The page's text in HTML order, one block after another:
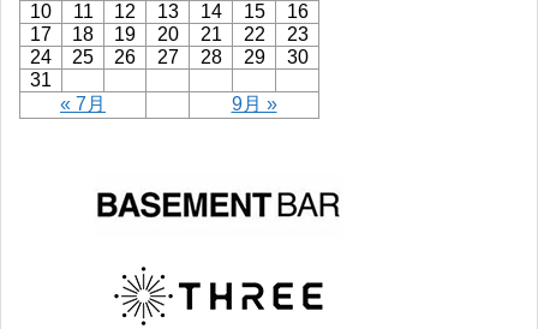
10
11 12 13 14 15
16
17
18 19 20 21 22
23
24
25 26 27 28 29
30
31
« 7月
9月 »